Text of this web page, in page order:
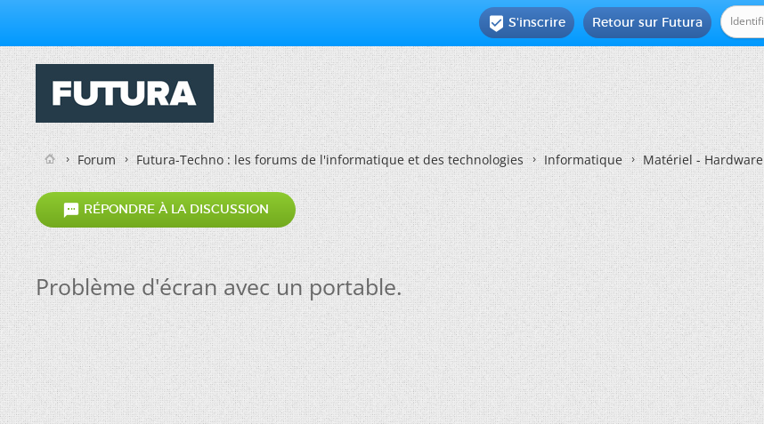
Retour sur Futura
 S'inscrire
Forum Futura-Techno : les forums de l'informatique et des technologies Informatique Matériel - Hardware
 RÉPONDRE À LA DISCUSSION
Problème d'écran avec un portable.